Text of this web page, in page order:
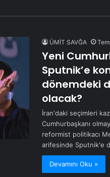
ÜMİT SAVĞA
Yeni
Sputnik’e
dönemdeki
olacak?
İran'daki seçimleri
Cumhurbaşkanı
reformist politikacı
arifesinde Sputnik'e
Devamını Oku »